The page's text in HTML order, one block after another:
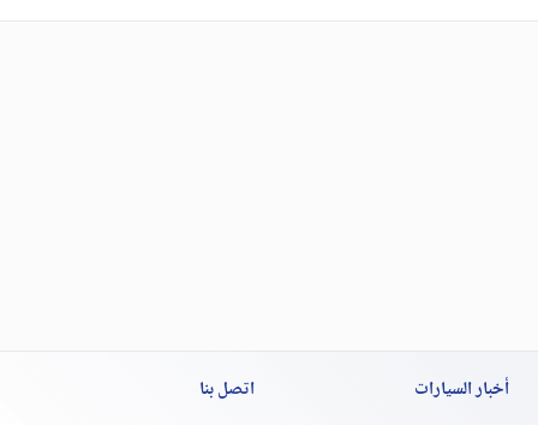
أخبار السيارات
اتصل بنا